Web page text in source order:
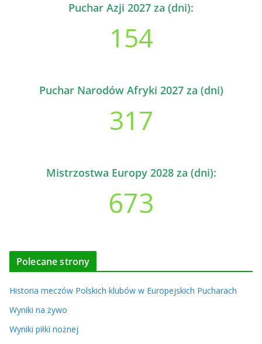
Puchar Azji 2027 za (dni):
154
Puchar Narodów Afryki 2027 za (dni)
317
Mistrzostwa Europy 2028 za (dni):
673
Polecane strony
Historia meczów Polskich klubów w Europejskich Pucharach
Wyniki na żywo
Wyniki piłki nożnej